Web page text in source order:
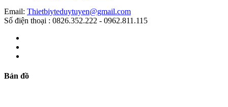
Email: Thietbiyteduytuyen@gmail.com
Số điện thoại : 0826.352.222 - 0962.811.115
Bản đồ